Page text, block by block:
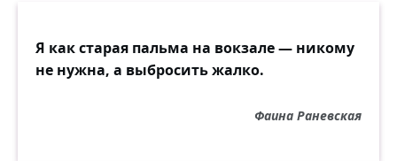
Я как старая пальма на вокзале — никому
не нужна, а выбросить жалко.
Фаина Раневская